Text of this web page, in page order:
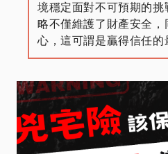
境穩定面對不可預期的
略不僅維護了財產安全
心，這可謂是贏得信任的